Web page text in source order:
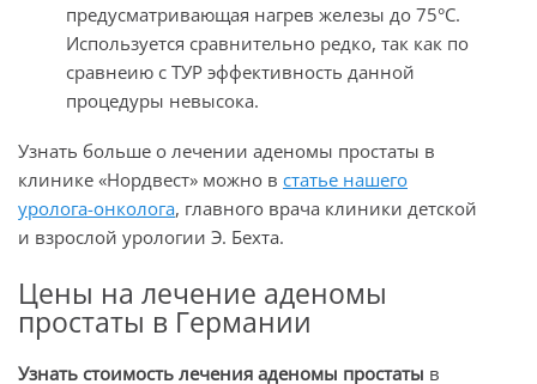
предусматривающая нагрев железы до 75°C.
Используется сравнительно редко, так как по
сравнеию с ТУР эффективность данной
процедуры невысока.
Узнать больше о лечении аденомы простаты в
клинике «Нордвест» можно в статье нашего
уролога-онколога, главного врача клиники детской
и взрослой урологии Э. Бехта.
Цены на лечение аденомы
простаты в Германии
Узнать стоимость лечения аденомы простаты в